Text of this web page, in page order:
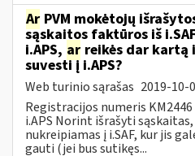
Ar PVM mokėtojų
sąskaitos faktūros iš
i.APS, ar reikės dar kartą
suvesti į i.APS?
Web turinio sąrašas 2019-10-
Registracijos numeris
i.APS Norint išrašyti
nukreipiamas į i.SAF, kur jis
gauti (jei bus sutikęs...